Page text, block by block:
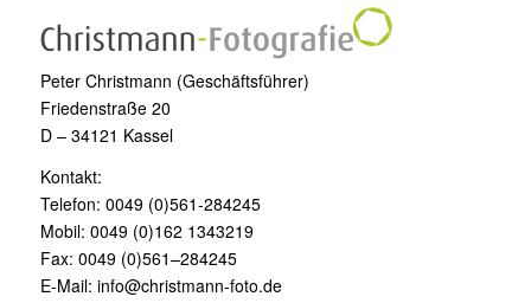
Peter Christmann (Geschäftsführer)
Friedenstraße 20
D – 34121 Kassel
Kontakt:
Telefon: 0049 (0)561-284245
Mobil: 0049 (0)162 1343219
Fax: 0049 (0)561–284245
E-Mail: info@christmann-foto.de